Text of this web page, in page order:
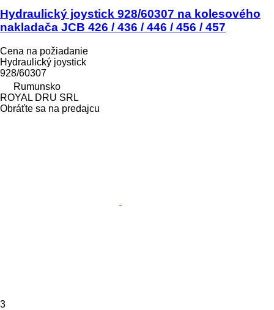
Hydraulický joystick 928/60307 na kolesového
nakladača JCB 426 / 436 / 446 / 456 / 457
Cena na požiadanie
Hydraulický joystick
928/60307
Rumunsko
ROYAL DRU SRL
Obráťte sa na predajcu
3